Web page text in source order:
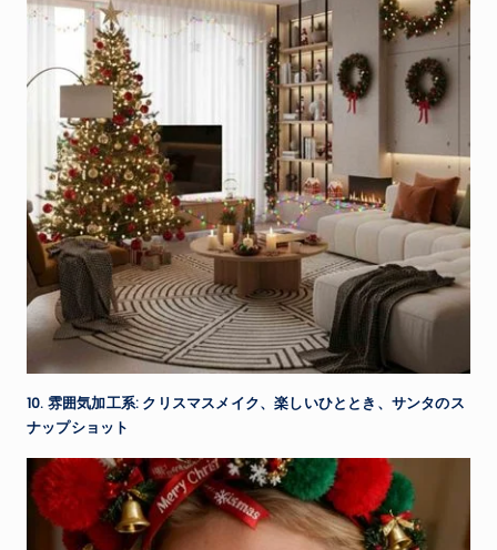
10. 雰囲気加工系: クリスマスメイク、楽しいひととき、サンタのス
ナップショット